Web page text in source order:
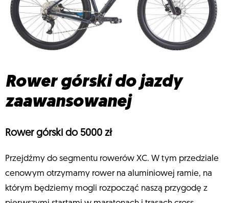
Rower górski do jazdy
zaawansowanej
Rower górski do 5000 zł
Przejdźmy do segmentu rowerów XC. W tym przedziale
cenowym otrzymamy rower na aluminiowej ramie, na
którym będziemy mogli rozpocząć naszą przygodę z